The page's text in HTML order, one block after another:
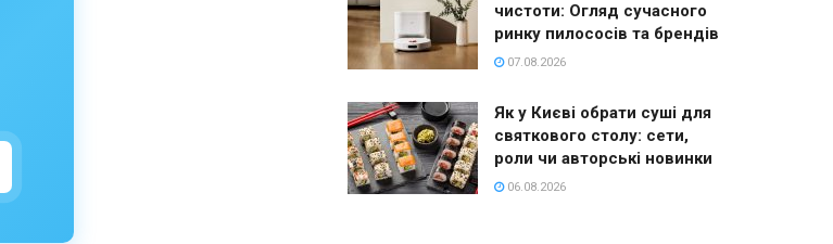
чистоти: Огляд сучасного
ринку пилососів та брендів
07.08.2026
Як у Києві обрати суші для
святкового столу: сети,
роли чи авторські новинки
06.08.2026